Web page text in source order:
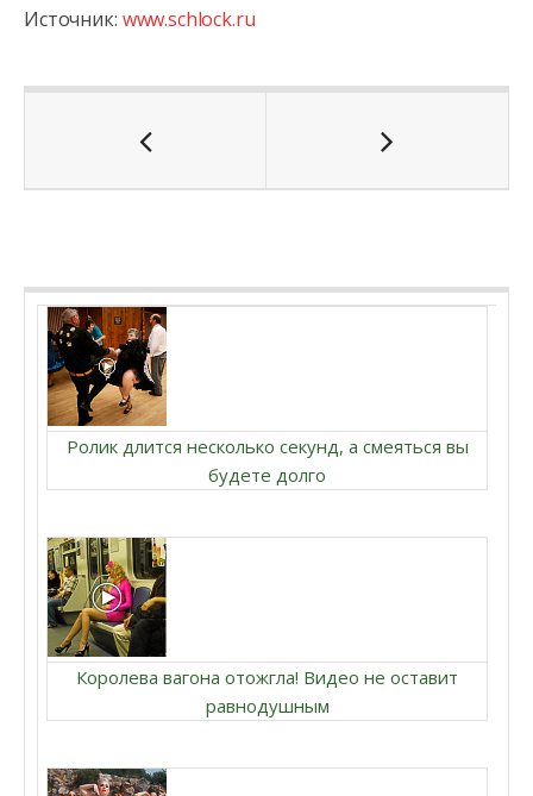
Источник: www.schlock.ru
Ролик длится несколько секунд, а смеяться вы
будете долго
Королева вагона отожгла! Видео не оставит
равнодушным